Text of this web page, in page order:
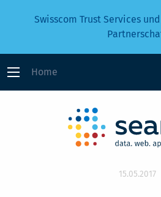
Swisscom Trust Services
Home
15.05.2017